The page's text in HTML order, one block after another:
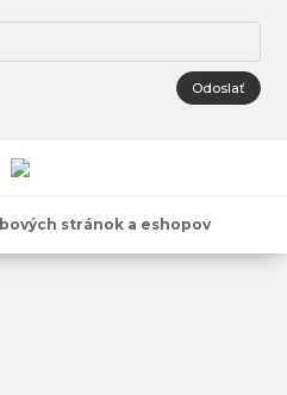
Odoslať
stránok a eshopov